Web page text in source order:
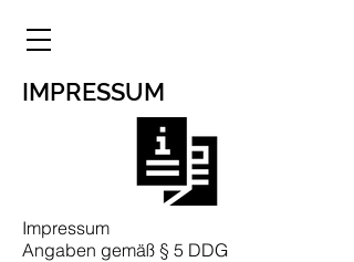
IMPRESSUM
Impressum
Angaben gemäß § 5 DDG